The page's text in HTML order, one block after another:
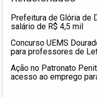
Prefeitura de Glória de
salário de R$ 4,5 mil
Concurso UEMS
para professores de
Ação no Patronato
acesso ao emprego